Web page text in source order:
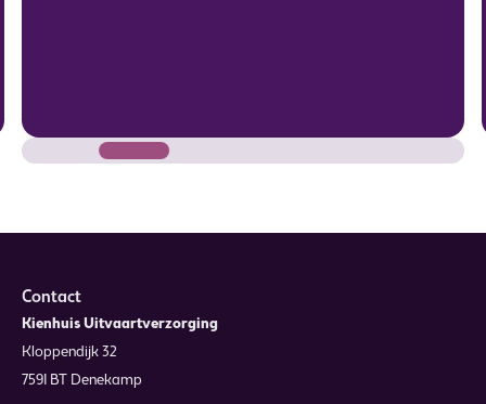
Contact
Kienhuis Uitvaartverzorging
Kloppendijk 32
7591 BT Denekamp